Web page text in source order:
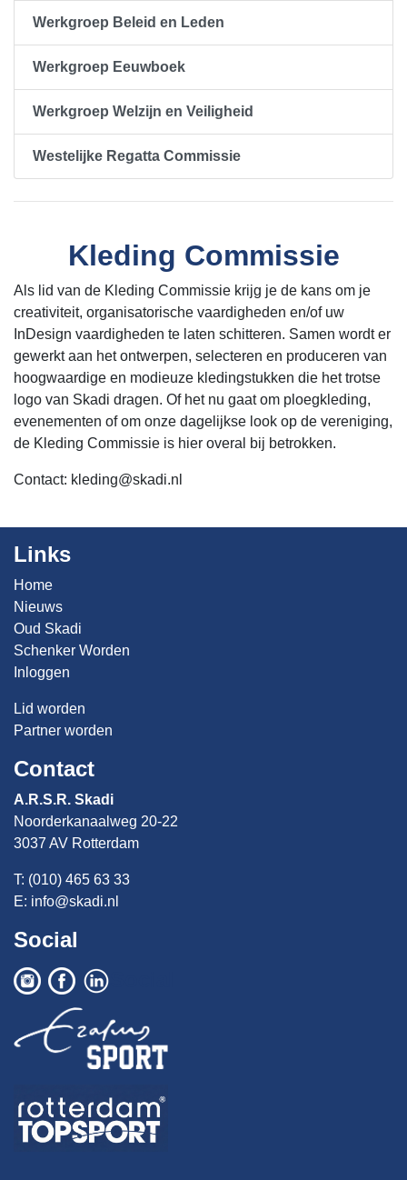
Werkgroep Beleid en Leden
Werkgroep Eeuwboek
Werkgroep Welzijn en Veiligheid
Westelijke Regatta Commissie
Kleding Commissie
Als lid van de Kleding Commissie krijg je de kans om je
creativiteit, organisatorische vaardigheden en/of uw
InDesign vaardigheden te laten schitteren. Samen wordt er
gewerkt aan het ontwerpen, selecteren en produceren van
hoogwaardige en modieuze kledingstukken die het trotse
logo van Skadi dragen. Of het nu gaat om ploegkleding,
evenementen of om onze dagelijkse look op de vereniging,
de Kleding Commissie is hier overal bij betrokken.
Contact: kleding@skadi.nl
Links
Home
Nieuws
Oud Skadi
Schenker Worden
Inloggen
Lid worden
Partner worden
Contact
A.R.S.R. Skadi
Noorderkanaalweg 20-22
3037 AV Rotterdam
T: (010) 465 63 33
E: info@skadi.nl
Social